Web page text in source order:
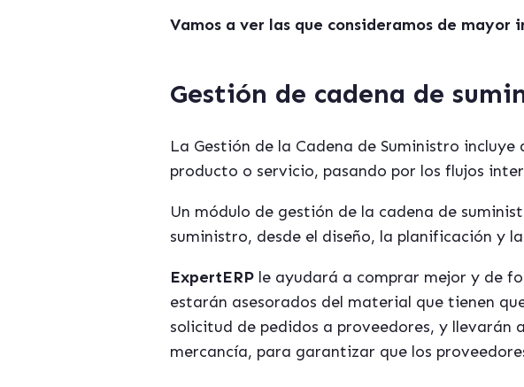
Vamos a ver las que consideramos de mayor
Gestión de cadena de
La Gestión de la Cadena de Suministro
producto o servicio, pasando por los flujos
Un módulo de gestión de la cadena de
suministro, desde el diseño, la planificación y
ExpertERP le ayudará a comprar mejor y de
estarán asesorados del material que tienen
solicitud de pedidos a proveedores, y llevarán
mercancía, para garantizar que los